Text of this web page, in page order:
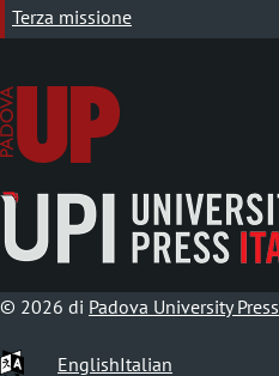
Terza missione
© 2026 di Padova University Press
EnglishItalian